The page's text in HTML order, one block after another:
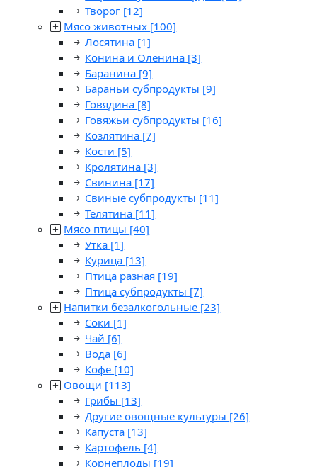
Творог [12]
Мясо животных [100]
Лосятина [1]
Конина и Оленина [3]
Баранина [9]
Бараньи субпродукты [9]
Говядина [8]
Говяжьи субпродукты [16]
Козлятина [7]
Кости [5]
Кролятина [3]
Свинина [17]
Свиные субпродукты [11]
Телятина [11]
Мясо птицы [40]
Утка [1]
Курица [13]
Птица разная [19]
Птица субпродукты [7]
Напитки безалкогольные [23]
Соки [1]
Чай [6]
Вода [6]
Кофе [10]
Овощи [113]
Грибы [13]
Другие овощные культуры [26]
Капуста [13]
Картофель [4]
Корнеплоды [19]